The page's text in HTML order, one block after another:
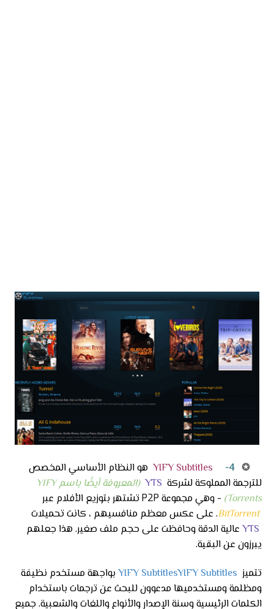
✪
4-
YIFY Subtitles هو النظام الأساسي المخصص
للترجمة المملوكة لشركة YTS
(المعروفة أيضًا باسم YIFY
Torrents) - وهي مجموعة P2P تشتهر بتوزيع الأفلام عبر
BitTorrent. على عكس معظم منافسيهم ، كانت تحميلات
YTS عالية الدقة وحافظت على حجم ملف صغير. هذا جعلهم
يبرزون عن البقية.
تتميز YIFY SubtitlesYIFY Subtitles بواجهة مستخدم نظيفة
ومظلمة ومستخدميها مدعوون للبحث عن ترجمات باستخدام
الكلمات الرئيسية وسنة الإصدار والأنواع واللغات والشعبية. جميع